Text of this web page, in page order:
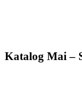
Katalog Mai –